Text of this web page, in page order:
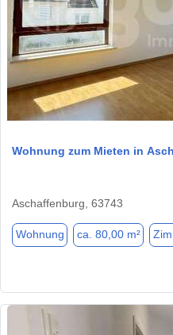
Wohnung zum Mieten in
Aschaffenburg, 63743
Wohnung ca. 80,00 m²